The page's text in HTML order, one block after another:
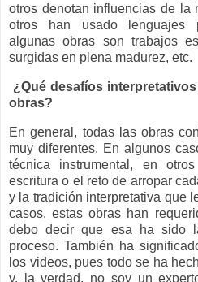
otros denotan influencias de la
otros han usado lenguajes
algunas obras son trabajos
surgidas en plena madurez, etc.
¿Qué desafíos
obras?
En general, todas las obras
muy diferentes. En algunos
técnica instrumental, en
escritura o el reto de arropar
y la tradición interpretativa que
casos, estas obras han
debo decir que esa ha sido
proceso. También ha
los videos, pues todo se ha
y, la verdad, no soy un